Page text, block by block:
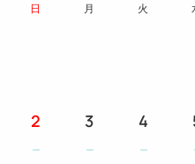
日 月 火
2 3 4